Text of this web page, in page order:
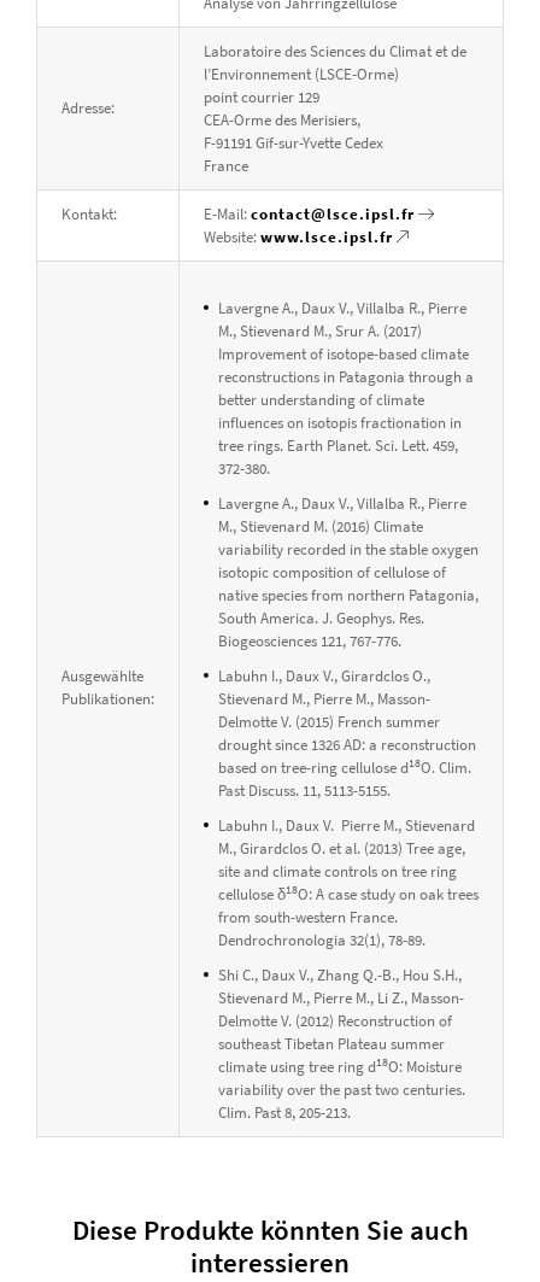
Adresse:
Laboratoire des Sciences du Climat et de
l’Environnement (LSCE-Orme)
point courrier 129
CEA-Orme des Merisiers,
F-91191 Gif-sur-Yvette Cedex
France
Kontakt: E-Mail:contact@lsce.ipsl.fr
Website:www.lsce.ipsl.fr
Ausgewählte
Publikationen:
Lavergne A., Daux V., Villalba R., Pierre
M., Stievenard M., Srur A. (2017)
Improvement of isotope-based climate
reconstructions in Patagonia through a
better understanding of climate
influences on isotopis fractionation in
tree rings. Earth Planet. Sci. Lett. 459,
372-380.
Lavergne A., Daux V., Villalba R., Pierre
M., Stievenard M. (2016) Climate
variability recorded in the stable oxygen
isotopic composition of cellulose of
native species from northern Patagonia,
South America. J. Geophys. Res.
Biogeosciences 121, 767-776.
Labuhn I., Daux V., Girardclos O.,
Stievenard M., Pierre M., Masson-
Delmotte V. (2015) French summer
drought since 1326 AD: a reconstruction
based on tree-ring cellulose d18O. Clim.
Past Discuss. 11, 5113-5155.
Labuhn I., Daux V. Pierre M., Stievenard
M., Girardclos O. et al. (2013) Tree age,
site and climate controls on tree ring
cellulose δ18O: A case study on oak trees
from south-western France.
Dendrochronologia 32(1), 78-89.
Shi C., Daux V., Zhang Q.-B., Hou S.H.,
Stievenard M., Pierre M., Li Z., Masson-
Delmotte V. (2012) Reconstruction of
southeast Tibetan Plateau summer
climate using tree ring d18O: Moisture
variability over the past two centuries.
Clim. Past 8, 205-213.
Diese Produkte könnten Sie auch
interessieren